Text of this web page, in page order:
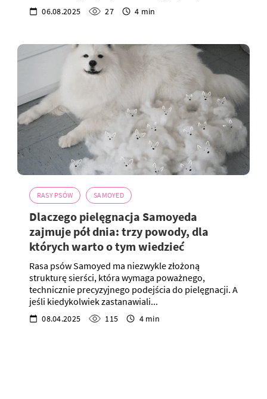
06.08.2025 27 4 min
RASY PSÓW SAMOYED
Dlaczego pielęgnacja Samoyeda
zajmuje pół dnia: trzy powody, dla
których warto o tym wiedzieć
Rasa psów Samoyed ma niezwykle złożoną
strukturę sierści, która wymaga poważnego,
technicznie precyzyjnego podejścia do pielęgnacji. A
jeśli kiedykolwiek zastanawiali...
08.04.2025 115 4 min